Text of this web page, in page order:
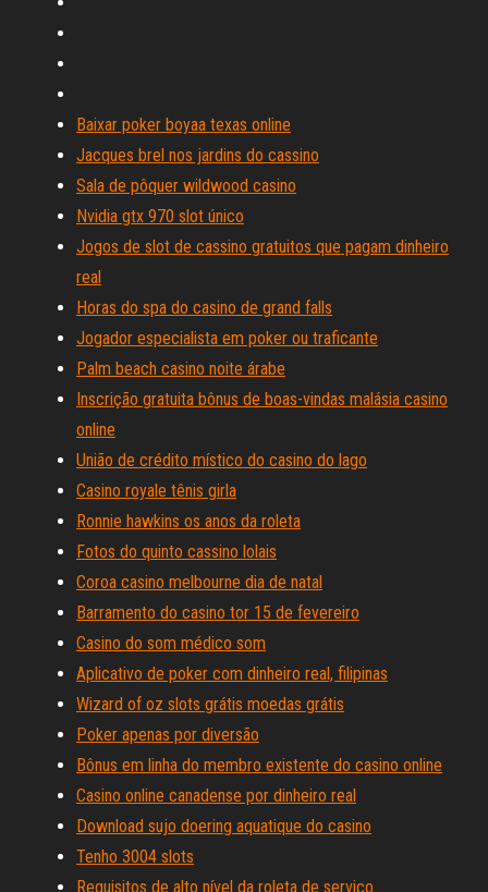
Baixar poker boyaa texas online
Jacques brel nos jardins do cassino
Sala de pôquer wildwood casino
Nvidia gtx 970 slot único
Jogos de slot de cassino gratuitos que pagam dinheiro
real
Horas do spa do casino de grand falls
Jogador especialista em poker ou traficante
Palm beach casino noite árabe
Inscrição gratuita bônus de boas-vindas malásia casino
online
União de crédito místico do casino do lago
Casino royale tênis girla
Ronnie hawkins os anos da roleta
Fotos do quinto cassino lolais
Coroa casino melbourne dia de natal
Barramento do casino tor 15 de fevereiro
Casino do som médico som
Aplicativo de poker com dinheiro real, filipinas
Wizard of oz slots grátis moedas grátis
Poker apenas por diversão
Bônus em linha do membro existente do casino online
Casino online canadense por dinheiro real
Download sujo doering aquatique do casino
Tenho 3004 slots
Requisitos de alto nível da roleta de serviço